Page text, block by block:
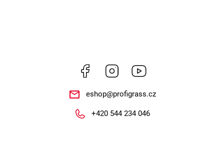
Facebook Instagram
eshop@profigrass.cz
+420 544 234 046